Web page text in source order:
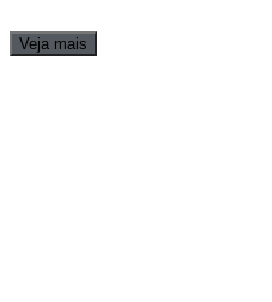
Veja mais